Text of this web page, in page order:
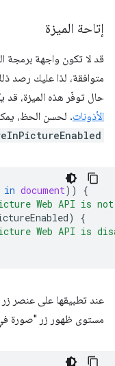
إتاحة الميزة
متوافقة، لذا عليك رصد
حال توفّر هذه الميزة، قد
الأذونات. لحسن الحظ،
in document))
{
Web API is
)
{
Web API is
عند تطبيقها على عنصر زر
مستوى ظهور زر "صورة